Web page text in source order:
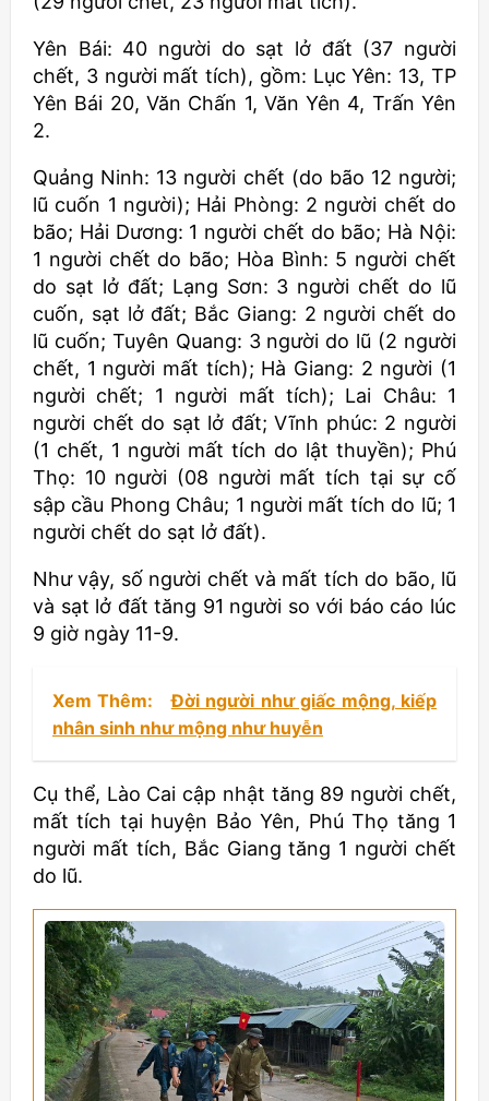
Yên Bái: 40 người do sạt lở đất (37 người
chết, 3 người mất tích), gồm: Lục Yên: 13, TP
Yên Bái 20, Văn Chấn 1, Văn Yên 4, Trấn Yên
2.
Quảng Ninh: 13 người chết (do bão 12 người;
lũ cuốn 1 người); Hải Phòng: 2 người chết do
bão; Hải Dương: 1 người chết do bão; Hà Nội:
1 người chết do bão; Hòa Bình: 5 người chết
do sạt lở đất; Lạng Sơn: 3 người chết do lũ
cuốn, sạt lở đất; Bắc Giang: 2 người chết do
lũ cuốn; Tuyên Quang: 3 người do lũ (2 người
chết, 1 người mất tích); Hà Giang: 2 người (1
người chết; 1 người mất tích); Lai Châu: 1
người chết do sạt lở đất; Vĩnh phúc: 2 người
(1 chết, 1 người mất tích do lật thuyền); Phú
Thọ: 10 người (08 người mất tích tại sự cố
sập cầu Phong Châu; 1 người mất tích do lũ; 1
người chết do sạt lở đất).
Như vậy, số người chết và mất tích do bão, lũ
và sạt lở đất tăng 91 người so với báo cáo lúc
9 giờ ngày 11-9.
Xem Thêm:
Đời người như giấc mộng, kiếp
nhân sinh như mộng như huyễn
Cụ thể, Lào Cai cập nhật tăng 89 người chết,
mất tích tại huyện Bảo Yên, Phú Thọ tăng 1
người mất tích, Bắc Giang tăng 1 người chết
do lũ.